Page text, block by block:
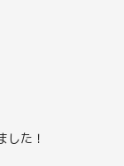
した！